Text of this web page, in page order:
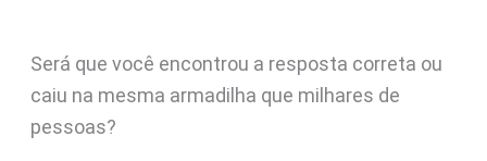
Será que você encontrou a resposta correta ou
caiu na mesma armadilha que milhares de
pessoas?